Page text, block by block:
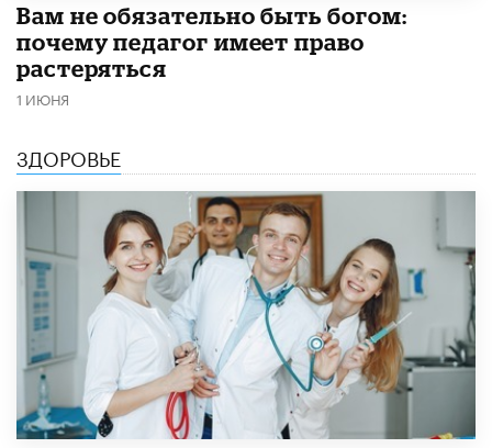
​Вам не обязательно быть богом:
почему педагог имеет право
растеряться
1 ИЮНЯ
ЗДОРОВЬЕ